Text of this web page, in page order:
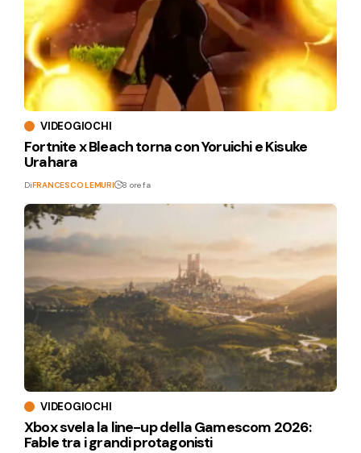
VIDEOGIOCHI
Fortnite x Bleach torna con Yoruichi e Kisuke
Urahara
DiFRANCESCO LEMURI 8 ore fa
VIDEOGIOCHI
Xbox svela la line-up della Gamescom 2026:
Fable tra i grandi protagonisti